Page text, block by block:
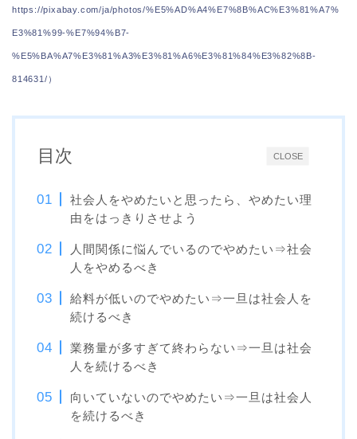
https://pixabay.com/ja/photos/%E5%AD%A4%E7%8B%AC%E3%81%A7%
E3%81%99-%E7%94%B7-
%E5%BA%A7%E3%81%A3%E3%81%A6%E3%81%84%E3%82%8B-
814631/）
CLOSE
目次
社会人をやめたいと思ったら、やめたい理
由をはっきりさせよう
人間関係に悩んでいるのでやめたい⇒社会
人をやめるべき
給料が低いのでやめたい⇒一旦は社会人を
続けるべき
業務量が多すぎて終わらない⇒一旦は社会
人を続けるべき
向いていないのでやめたい⇒一旦は社会人
を続けるべき